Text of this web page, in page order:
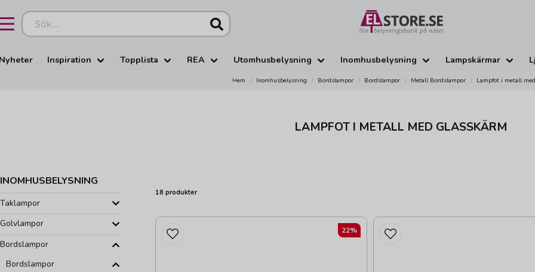
Sök...
Inspiration Topplista REA Utomhusbelysning Inomhusbelysning Lampskärmar
Hem Inomhusbelysning Bordslampor Bordslampor Metall Bordslampor Lampfot i metall
LAMPFOT I METALL MED GLASSKÄRM
INOMHUSBELYSNING
Taklampor
Golvlampor
Bordslampor
Bordslampor
18 produkter
22%